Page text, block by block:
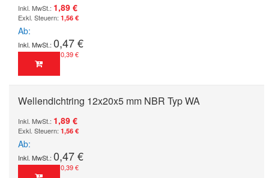
1,89 €
1,56 €
Ab
0,47 €
0,39 €
Wellendichtring 12x20x5 mm NBR Typ WA
1,89 €
1,56 €
Ab
0,47 €
0,39 €